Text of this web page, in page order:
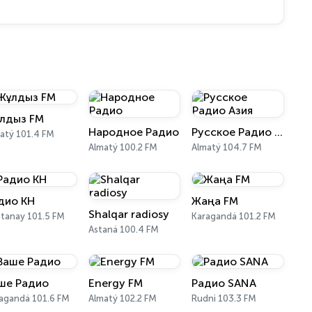
FM
101.4 FM Народное Радио
Almatý 100.2 FM
Русское Радио Азия
Almatý 104.7 FM
КН
101.5 FM Shalqar radiosy
Astaná 100.4 FM
Жаңа FM
Karagandá 101.2 FM
Радио
101.6 FM
Energy FM
Almatý 102.2 FM
Радио SANA
Rudni 103.3 FM